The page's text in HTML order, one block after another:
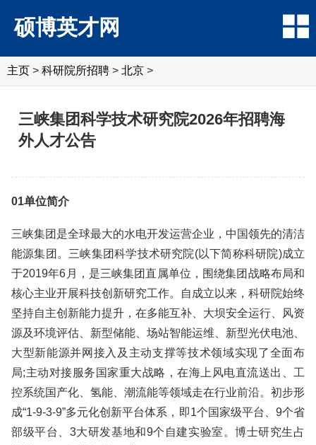
硕博英才网
主页 > 科研院所招聘 > 北京 >
三峡集团科学技术研究院2026年招聘海
外人才公告
01单位简介
三峡集团是全球最大的水电开发运营企业，中国领先的清洁
能源集团。三峡集团科学技术研究院(以下简称科研院)成立
于2019年6月，是三峡集团直属单位，围绕集团战略布局和
核心主业开展科技创新研究工作。自成立以来，科研院始终
坚持自主创新能力提升，在多能互补、大坝安全运行、风资
源及环境评估、新型储能、场站智能运维、新型光伏电池、
大型新能源并网接入及主动支撑等技术领域实现了全面布
局;主动对接服务国家重大战略，在海上风电直流送出、工
控系统国产化、氢能、潮流能等领域走在行业前沿。初步形
成“1-9-3-9”多元化创新平台体系，即1个国家级平台、9个省
部级平台、3大研发基地和9个自建实验室。博士研究生占